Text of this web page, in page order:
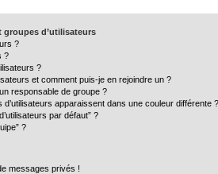
groupes d’utilisateurs
?
?
?
et comment puis-je en rejoindre un ?
responsable de groupe ?
d’utilisateurs apparaissent dans une couleur différente ?
par défaut” ?
?
messages privés !